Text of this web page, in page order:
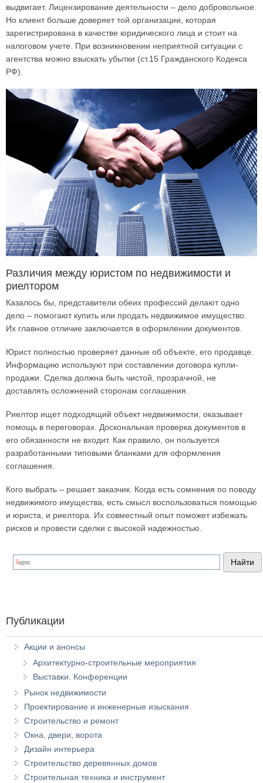
выдвигает. Лицензирование деятельности – дело добровольное.
Но клиент больше доверяет той организации, которая
зарегистрирована в качестве юридического лица и стоит на
налоговом учете. При возникновении неприятной ситуации с
агентства можно взыскать убытки (ст.15 Гражданского Кодекса
РФ).
Различия между юристом по недвижимости и
риелтором
Казалось бы, представители обеих профессий делают одно
дело – помогают купить или продать недвижимое имущество.
Их главное отличие заключается в оформлении документов.
Юрист полностью проверяет данные об объекте, его продавце.
Информацию используют при составлении договора купли-
продажи. Сделка должна быть чистой, прозрачной, не
доставлять осложнений сторонам соглашения.
Риелтор ищет подходящий объект недвижимости, оказывает
помощь в переговорах. Доскональная проверка документов в
его обязанности не входит. Как правило, он пользуется
разработанными типовыми бланками для оформления
соглашения.
Кого выбрать – решает заказчик. Когда есть сомнения по поводу
недвижимого имущества, есть смысл воспользоваться помощью
и юриста, и риелтора. Их совместный опыт поможет избежать
рисков и провести сделки с высокой надежностью.
Публикации
Акции и анонсы
Архитектурно-строительные мероприятия
Выставки. Конференции
Рынок недвижимости
Проектирование и инженерные изыскания
Строительство и ремонт
Окна, двери, ворота
Дизайн интерьера
Строительство деревянных домов
Строительная техника и инструмент